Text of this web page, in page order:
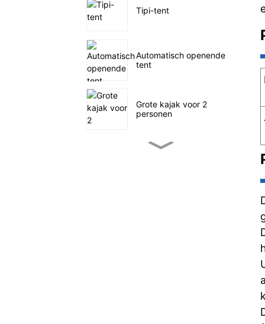
Tipi-tent
Automatisch openende
tent
Grote kajak voor 2
personen